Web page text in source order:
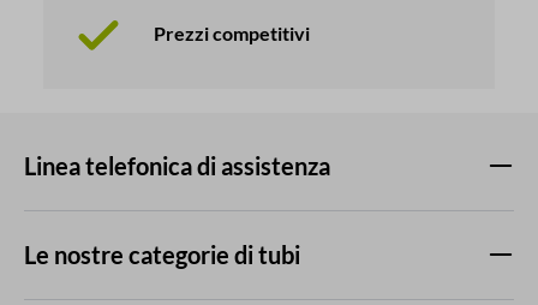
Prezzi competitivi
Linea telefonica di assistenza
Le nostre categorie di tubi